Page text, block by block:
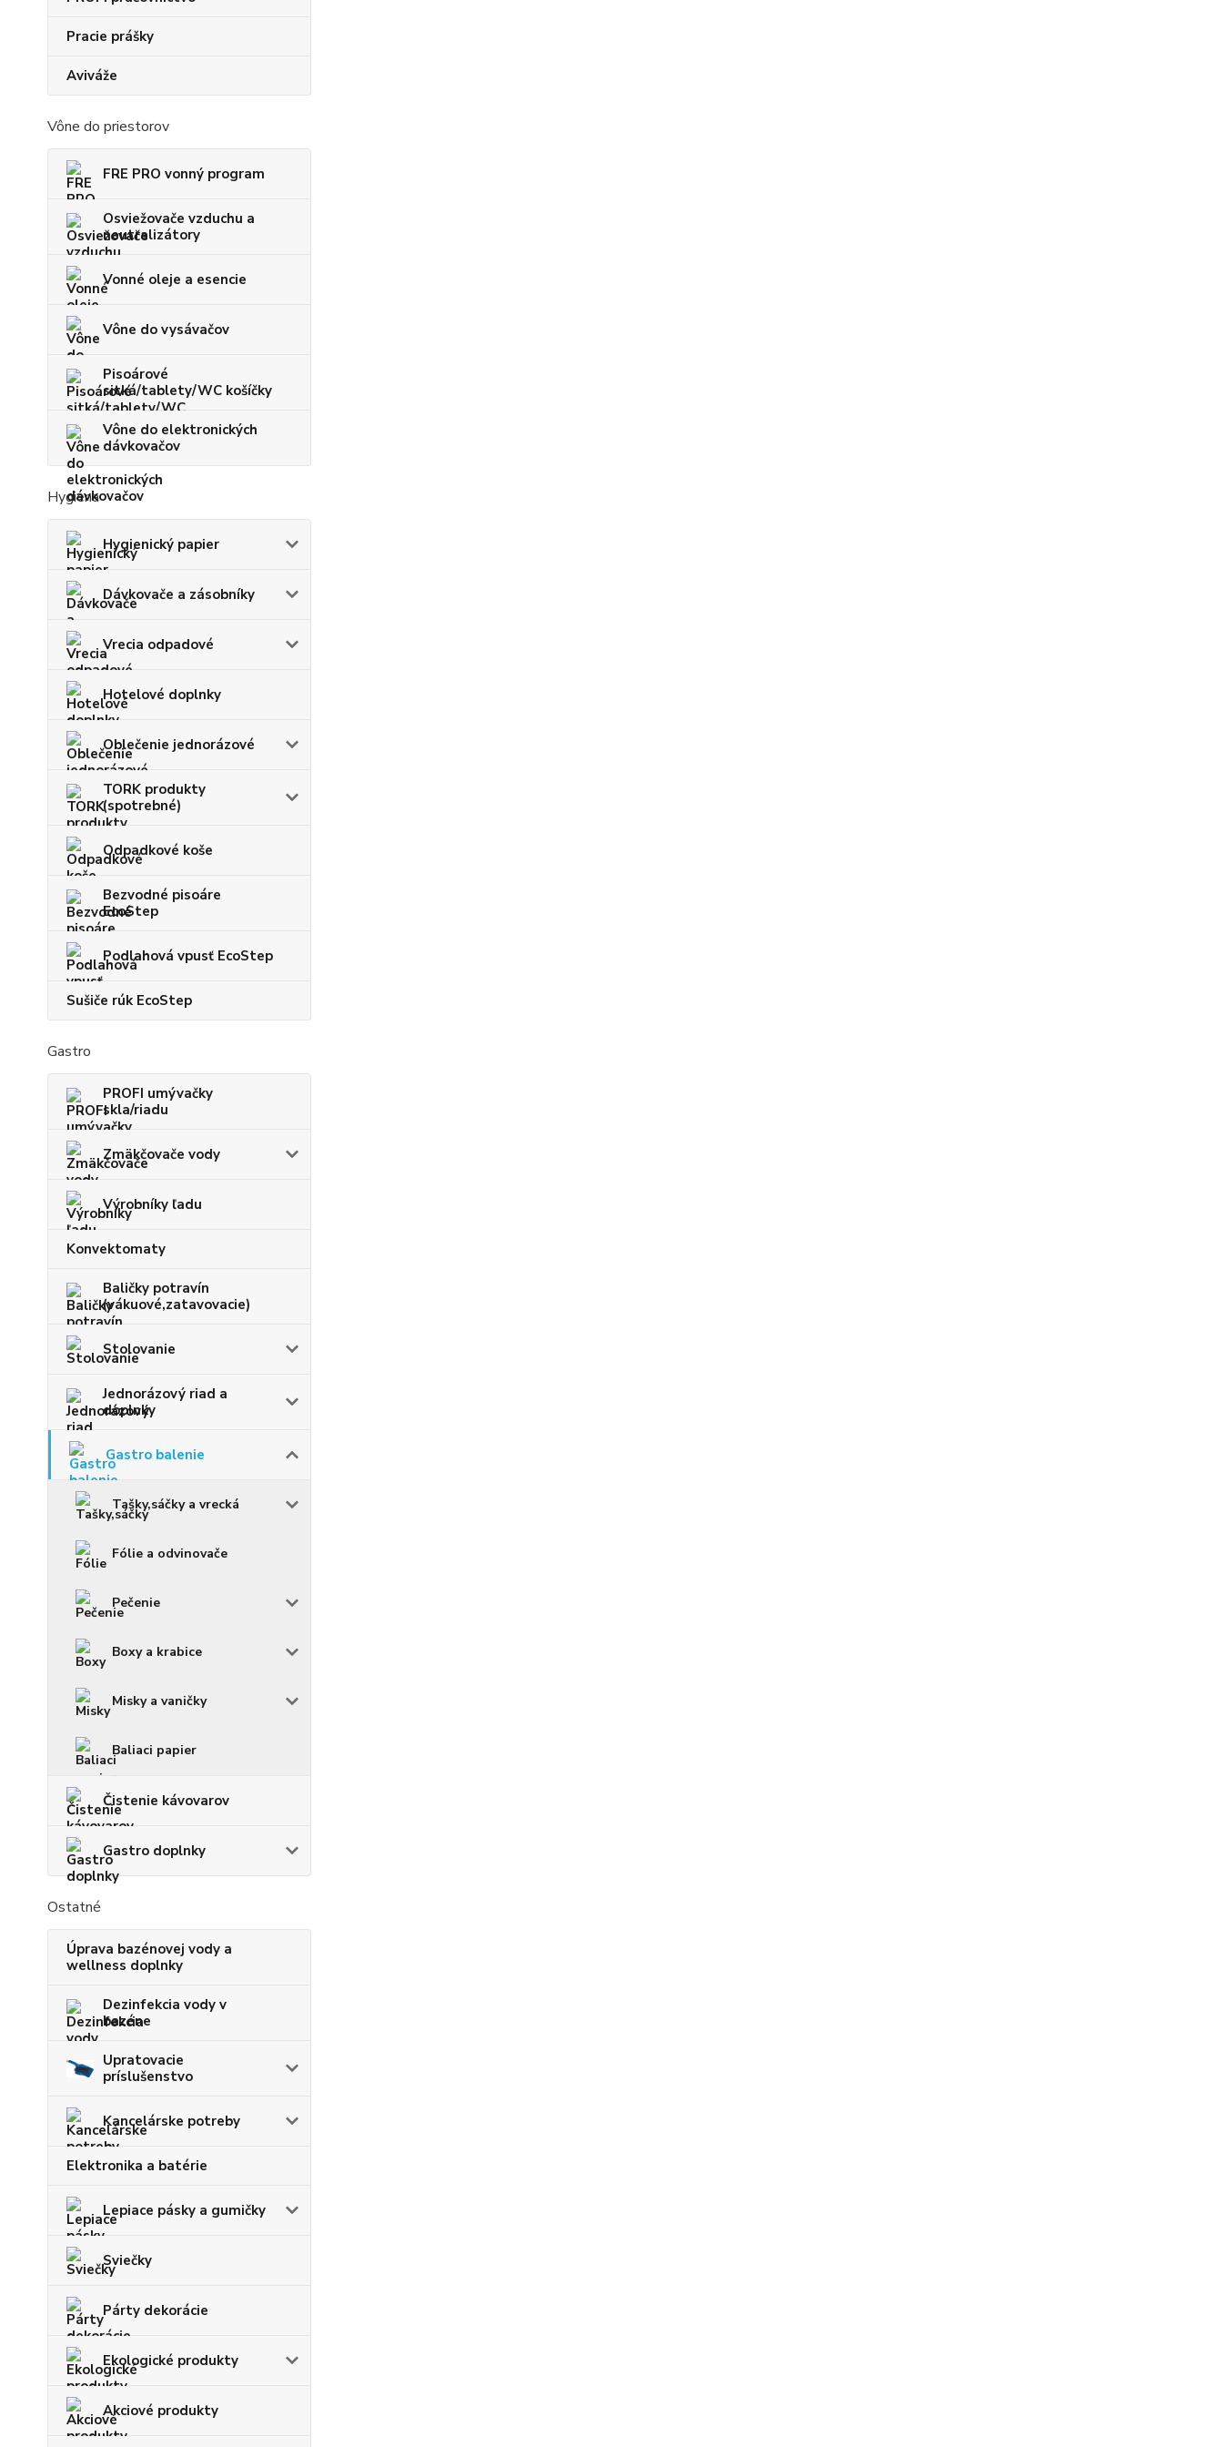
Pracie prášky
Aviváže
Vône do priestorov
FRE PRO vonný program
Osviežovače vzduchu a
neutralizátory
Vonné oleje a esencie
Vône do vysávačov
Pisoárové
sitká/tablety/WC košíčky
Vône do elektronických
dávkovačov
Hygiena
Hygienický papier
Dávkovače a zásobníky
Vrecia odpadové
Hotelové doplnky
Oblečenie jednorázové
TORK produkty
(spotrebné)
Odpadkové koše
Bezvodné pisoáre
EcoStep
Podlahová vpusť EcoStep
Sušiče rúk EcoStep
Gastro
PROFI umývačky
skla/riadu
Zmäkčovače vody
Výrobníky ľadu
Konvektomaty
Baličky potravín
(vákuové,zatavovacie)
Stolovanie
Jednorázový riad a
doplnky
Gastro balenie
Tašky,sáčky a vrecká
Fólie a odvinovače
Pečenie
Boxy a krabice
Misky a vaničky
Baliaci papier
Čistenie kávovarov
Gastro doplnky
Ostatné
Úprava bazénovej vody a
wellness doplnky
Dezinfekcia vody v
bazéne
Upratovacie
príslušenstvo
Kancelárske potreby
Elektronika a batérie
Lepiace pásky a gumičky
Sviečky
Párty dekorácie
Ekologické produkty
Akciové produkty